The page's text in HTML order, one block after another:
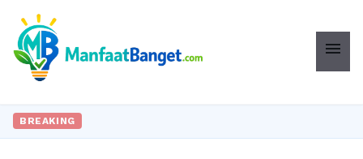
menu
BREAKING